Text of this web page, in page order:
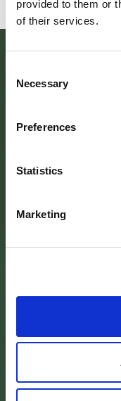
provided to them or
of their services.
Selection
Necessary
Preferences
Statistics
Marketing
SEDE
Palazzo Vigiani
52015 Pratovecchio
SEDE DELLA
47018 Santa Sofia -